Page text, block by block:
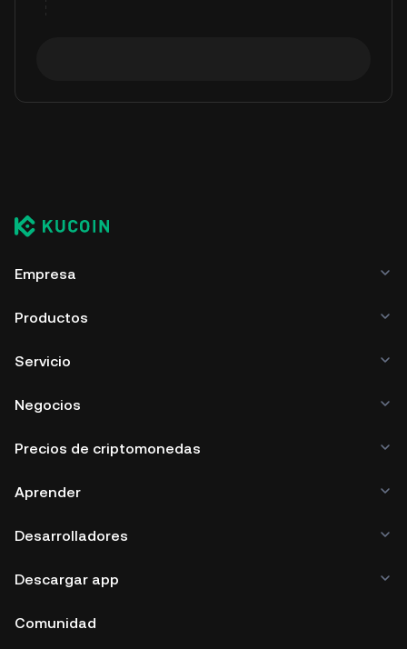
Empresa
Productos
Servicio
Negocios
Precios de criptomonedas
Aprender
Desarrolladores
Descargar app
Comunidad